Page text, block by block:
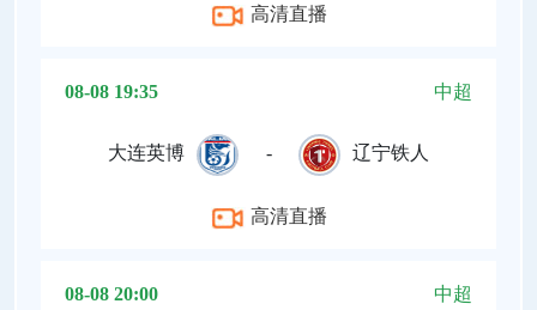
高清直播
08-08 19:35 中超
大连英博 - 辽宁铁人
高清直播
08-08 20:00 中超